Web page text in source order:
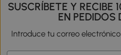
SUSCRÍBETE Y RECIBE
EN PEDIDOS
Introduce tu correo